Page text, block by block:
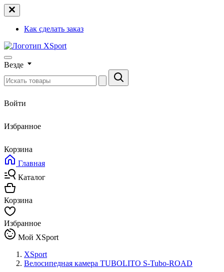
Как сделать заказ
Везде
Войти
Избранное
Корзина
Главная
Каталог
Корзина
Избранное
Мой XSport
XSport
Велосипедная камера TUBOLITO S-Tubo-ROAD